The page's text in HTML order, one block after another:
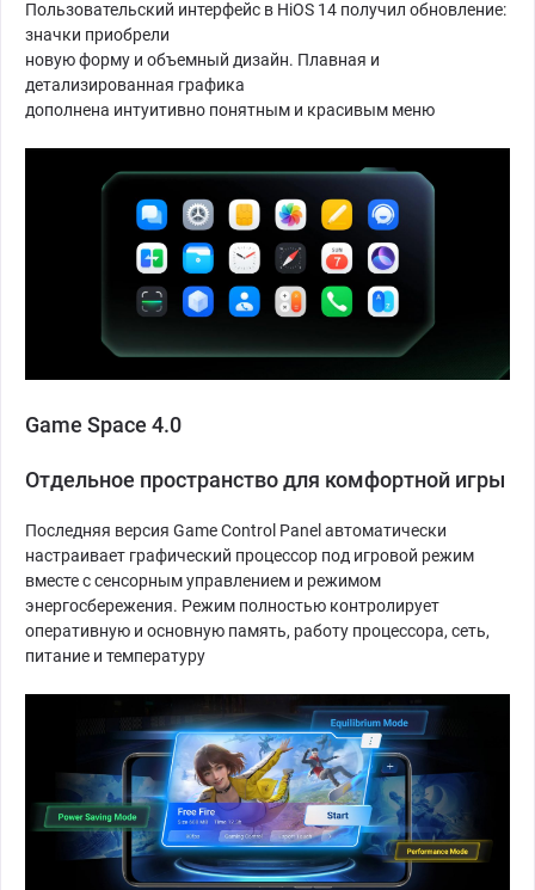
Пользовательский интерфейс в HiOS 14 получил обновление:
значки приобрели
новую форму и объемный дизайн. Плавная и
детализированная графика
дополнена интуитивно понятным и красивым меню
Game Space 4.0
Отдельное пространство для комфортной игры
Последняя версия Game Control Panel автоматически
настраивает графический процессор под игровой режим
вместе с сенсорным управлением и режимом
энергосбережения. Режим полностью контролирует
оперативную и основную память, работу процессора, сеть,
питание и температуру